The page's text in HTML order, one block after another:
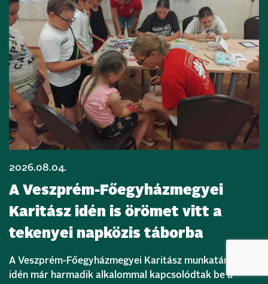
2026.08.04.
A Veszprém-Főegyházmegyei
Karitász idén is örömet vitt a
tekenyei napközis táborba
A Veszprém-Főegyházmegyei Karitász munkatársai
idén már harmadik alkalommal kapcsolódtak be a